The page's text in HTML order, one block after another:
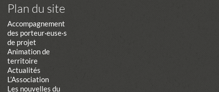
Plan du site
Accompagnement
des porteur·euse·s
de projet
Animation de
territoire
Actualités
L’Association
Les nouvelles du